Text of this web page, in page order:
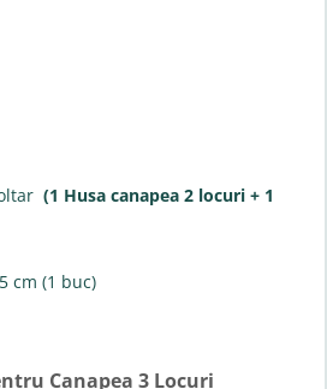
(1 Husa canapea 2 locuri + 1
cm (1 buc)
Canapea 3 Locuri